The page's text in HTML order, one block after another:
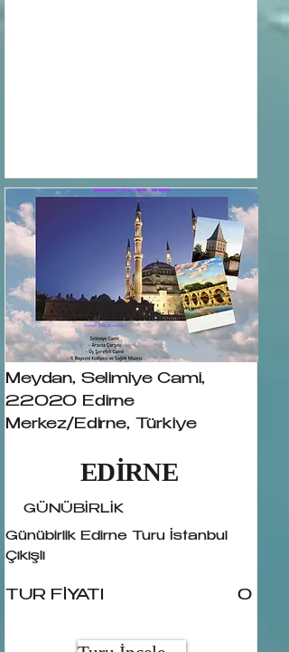
Meydan, Selimiye Cami,
22020 Edirne
Merkez/Edirne, Türkiye
EDİRNE
GÜNÜBİRLİK
Günübirlik Edirne Turu İstanbul
Çıkışlı
TUR FİYATI 0